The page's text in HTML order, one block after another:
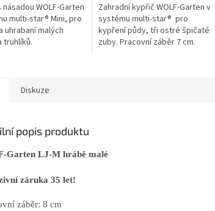
násadou WOLF-Garten
multi-star® Mini, pro
uhrabaní malých
truhlíků.
Zahradní kypřič WOLF-Garten v
systému multi-star® pro
kypření půdy, tři ostré špičaté
zuby. Pracovní záběr 7 cm.
Diskuze
popis produktu
Garten LJ-M hrábě malé
záruka 35 let!
záběr: 8 cm